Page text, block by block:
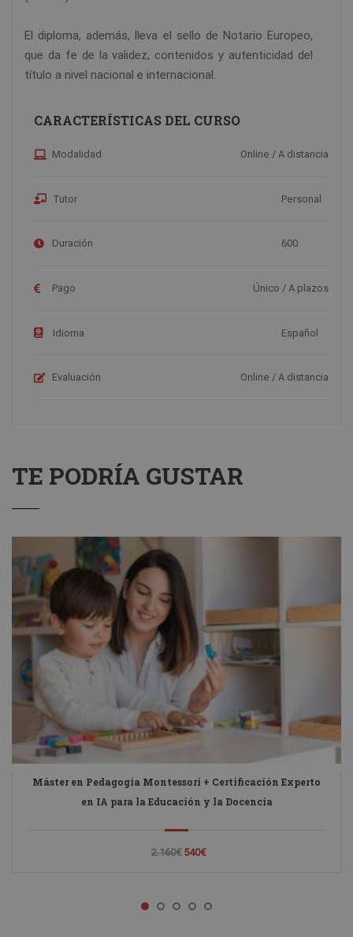
El diploma, además, lleva el sello de Notario Europeo,
que da fe de la validez, contenidos y autenticidad del
título a nivel nacional e internacional.
CARACTERÍSTICAS DEL CURSO
Modalidad Online / A distancia
Tutor Personal
Duración 600
Pago Único / A plazos
Idioma Español
Evaluación Online / A distancia
TE PODRÍA GUSTAR
Máster en Pedagogía Montessori + Certificación Experto
en IA para la Educación y la Docencia
2.160€ 540€